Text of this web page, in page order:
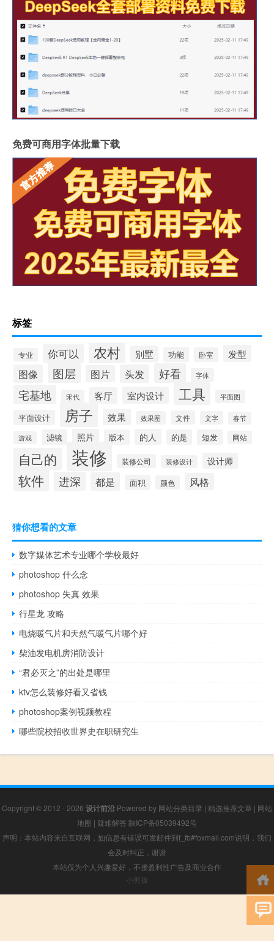
免费可商用字体批量下载
标签
专业 你可以 农村 别墅 功能 卧室 发型
图像 图层 图片 头发 好看 字体
宅基地 宋代 客厅 室内设计 工具 平面图
平面设计 房子 效果 效果图 文件 文字 春节
游戏 滤镜 照片 版本 的人 的是 短发 网站
自己的 装修 装修公司 装修设计 设计师
软件 进深 都是 面积 颜色 风格
猜你想看的文章
数字媒体艺术专业哪个学校最好
photoshop 什么念
photoshop 失真 效果
行星龙 攻略
电烧暖气片和天然气暖气片哪个好
柴油发电机房消防设计
“君必灭之”的出处是哪里
ktv怎么装修好看又省钱
photoshop案例视频教程
哪些院校招收世界史在职研究生
Copyright © 2012 - 2026 设计前沿 Powered by 网站分类目录 | 精选推荐文章 | 网站
地图 | 疑难解答 陕ICP备05039492号
声明：本站内容来自互联网，如信息有错误可发邮件到f_fb#foxmail.com说明，我们
会及时纠正，谢谢
本站仅为个人兴趣爱好，不接盈利性广告及商业合作
小男孩